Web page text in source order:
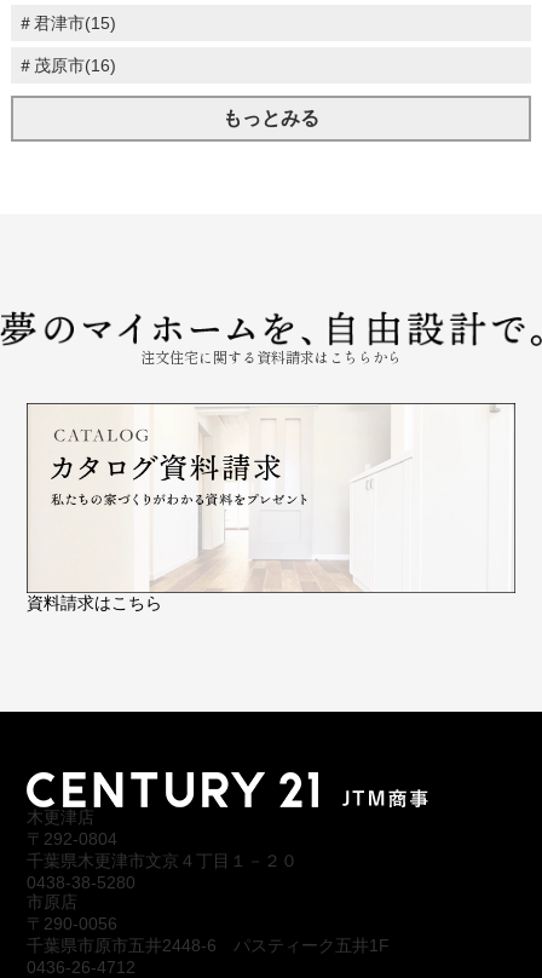
＃君津市(15)
＃茂原市(16)
もっとみる
注文住宅に関する資料請求はこちらから
資料請求はこちら
木更津店
〒292-0804
千葉県木更津市文京４丁目１－２０
0438-38-5280
市原店
〒290-0056
千葉県市原市五井2448-6 パスティーク五井1F
0436-26-4712